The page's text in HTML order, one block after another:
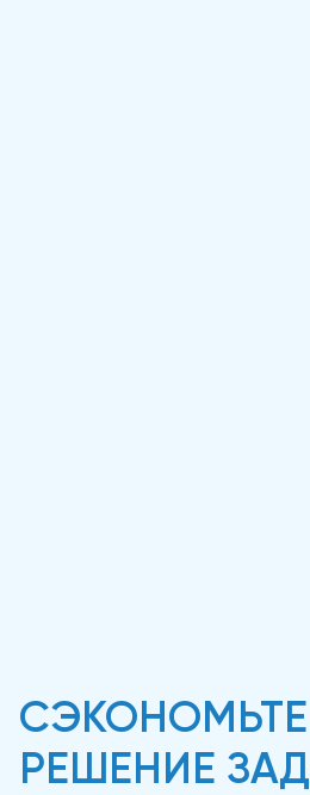
РЕШЕНИЕ